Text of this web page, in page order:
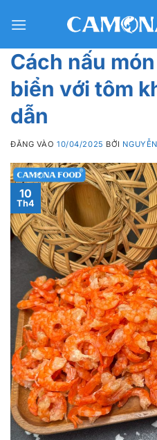
qua
dungCách nấu
biển với tôm
dẫn
ĐĂNG VÀO10/04/2025 BỞI
10
Th4